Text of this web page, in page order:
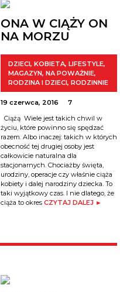
ONA W CIĄŻY ON
NA MORZU
DZIECI, KOBIETA, LIFESTYLE,
MAGAZYN, NA POWAŻNIE,
RODZINA I DZIECI, RODZINNIE
19 czerwca, 2016
7
Ciążą Wiele jest takich chwil w
życiu, które powinno się spędzać
razem. Albo inaczej: takich w których
obecność tej drugiej osoby jest
całkowicie naturalna dla
stacjonarnych. Chociażby święta,
urodziny, operacje czy właśnie ciąża
kobiety i dalej narodziny dziecka. To
taki wyjątkowy czas. I nie dlatego, że
ciąża to okres CZYTAJ DALEJ ►